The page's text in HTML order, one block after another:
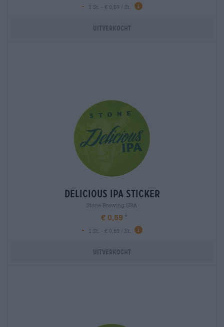
-
1 St. - € 0,59 / St.
Uitverkocht
delicious ipa sticker
Stone Brewing USA
€ 0,59
-
1 St. - € 0,59 / St.
Uitverkocht